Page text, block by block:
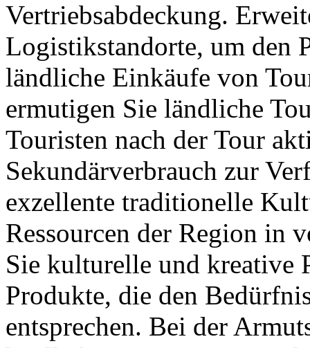
Vertriebsabdeckung.
Logistikstandorte, um den
ländliche Einkäufe von
ermutigen Sie ländliche
Touristen nach der Tour
Sekundärverbrauch zur
exzellente traditionelle
Ressourcen der Region in
Sie kulturelle und kreative
Produkte, die den
entsprechen. Bei der